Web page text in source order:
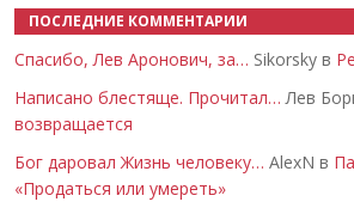
ПОСЛЕДНИЕ КОММЕНТАРИИ
Спасибо, Лев Аронович, за… Sikorsky в
Написано блестяще. Прочитал… Лев
возвращается
Бог даровал Жизнь человеку… AlexN в
«Продаться или умереть»